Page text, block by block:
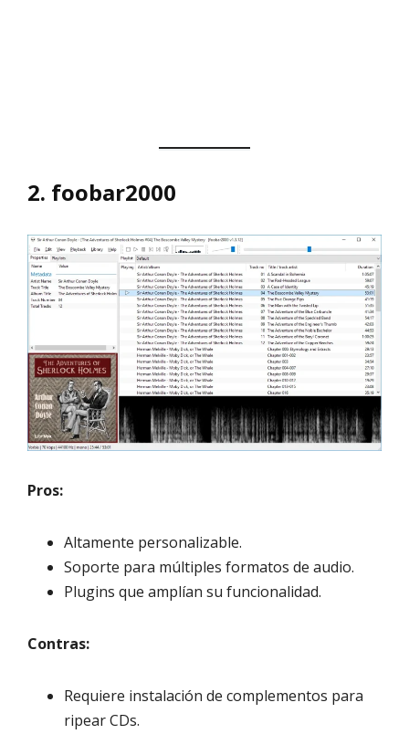
2. foobar2000
Pros:
Altamente personalizable.
Soporte para múltiples formatos de audio.
Plugins que amplían su funcionalidad.
Contras:
Requiere instalación de complementos para
ripear CDs.